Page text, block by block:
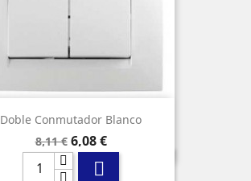
Doble Conmutador Blanco
Precio
base
8,11 € Precio
6,08 €
